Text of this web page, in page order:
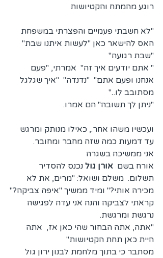
רוגע מהמתח והקטיושות
"לא חשבתי פעמיים והפצרתי במשפחת
האס להישאר כאן "לעשות איתנו שבת"
"שבת רגועה"
" אתם יודעים איך זה"  אמרתי, "פעם
אנחנו ופעם אתם"  "נדנדה"  "איך שגלגל
מסתובב לו..."
"ניתן לך תשובה" הם אמרו.
ועכשיו משהו אחר., כאילו מנותק ומרגש
עד דמעות כמה שזה מחבר ומחובר.
אני ממשיכה בשגרה
אורח בשם אורן גול נכנס להסדיר
תשלום.  משלם ושואל: "מרים, את לא
מכירה אותי?" ומיד ממשיך "איפה צביקה?"
קראתי לצביקה והנה אני עדה לפגישה
נרגשת ומרגשת.
"אתה, אתה הבחור שהי כאן אז,  אתה
היית כאן תחת הקטיושות"
מסתבר כי בתוך מלחמת לבנון ירון גול